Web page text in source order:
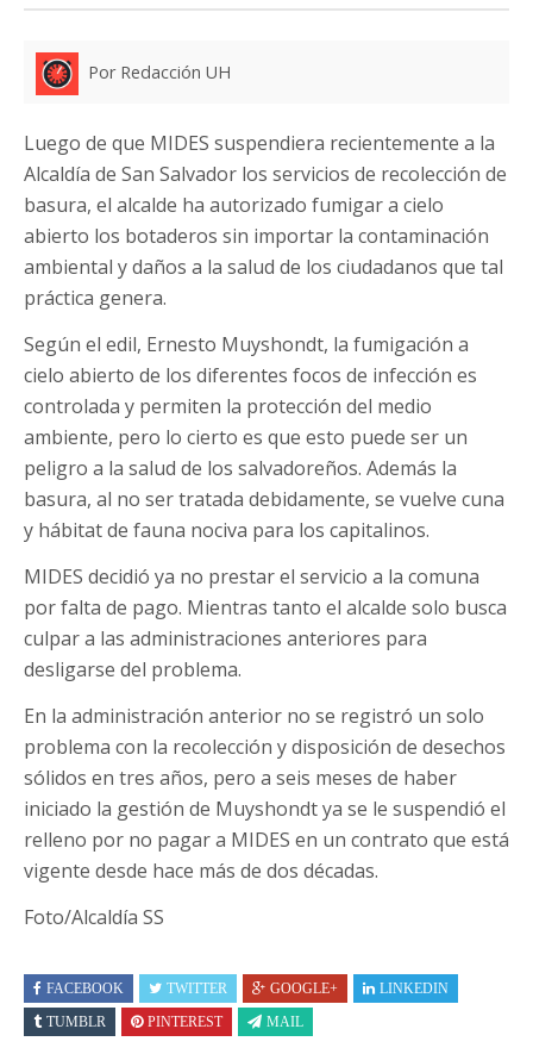
Por Redacción UH
Luego de que MIDES suspendiera recientemente a la
Alcaldía de San Salvador los servicios de recolección de
basura, el alcalde ha autorizado fumigar a cielo
abierto los botaderos sin importar la contaminación
ambiental y daños a la salud de los ciudadanos que tal
práctica genera.
Según el edil, Ernesto Muyshondt, la fumigación a
cielo abierto de los diferentes focos de infección es
controlada y permiten la protección del medio
ambiente, pero lo cierto es que esto puede ser un
peligro a la salud de los salvadoreños. Además la
basura, al no ser tratada debidamente, se vuelve cuna
y hábitat de fauna nociva para los capitalinos.
MIDES decidió ya no prestar el servicio a la comuna
por falta de pago. Mientras tanto el alcalde solo busca
culpar a las administraciones anteriores para
desligarse del problema.
En la administración anterior no se registró un solo
problema con la recolección y disposición de desechos
sólidos en tres años, pero a seis meses de haber
iniciado la gestión de Muyshondt ya se le suspendió el
relleno por no pagar a MIDES en un contrato que está
vigente desde hace más de dos décadas.
Foto/Alcaldía SS
FACEBOOK TWITTER GOOGLE+
LINKEDIN
TUMBLR
PINTEREST MAIL